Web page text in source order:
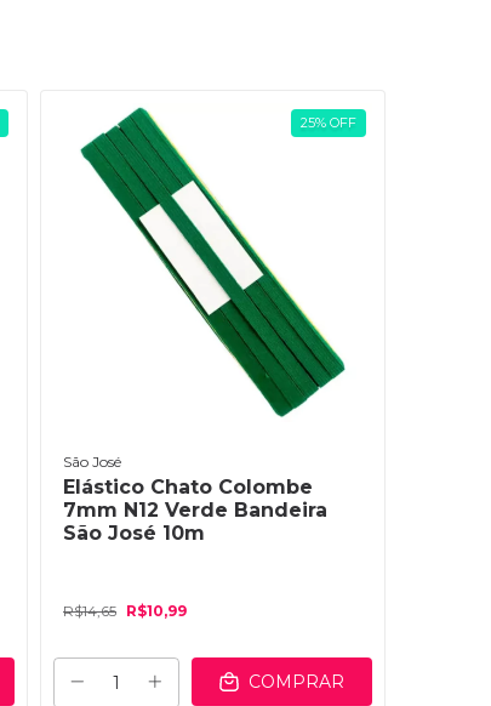
25% OFF
São José
Elástico Chato Colombe
7mm N12 Verde Bandeira
São José 10m
R$14,65 R$10,99
COMPRAR